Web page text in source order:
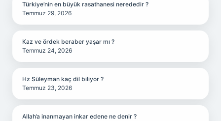
Türkiye’nin en büyük rasathanesi nerededir ?
Temmuz 29, 2026
Kaz ve ördek beraber yaşar mı ?
Temmuz 24, 2026
Hz Süleyman kaç dil biliyor ?
Temmuz 23, 2026
Allah’a inanmayan inkar edene ne denir ?